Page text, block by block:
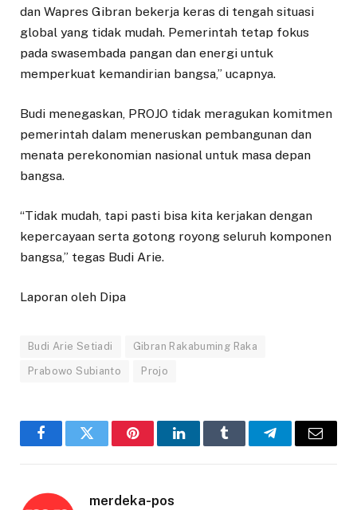
dan Wapres Gibran bekerja keras di tengah situasi
global yang tidak mudah. Pemerintah tetap fokus
pada swasembada pangan dan energi untuk
memperkuat kemandirian bangsa,” ucapnya.
Budi menegaskan, PROJO tidak meragukan komitmen
pemerintah dalam meneruskan pembangunan dan
menata perekonomian nasional untuk masa depan
bangsa.
“Tidak mudah, tapi pasti bisa kita kerjakan dengan
kepercayaan serta gotong royong seluruh komponen
bangsa,” tegas Budi Arie.
Laporan oleh Dipa
Budi Arie Setiadi Gibran Rakabuming Raka
Prabowo Subianto Projo
FacebookTwitter PinterestLinkedInTumblr TelegramEmail
merdeka-pos